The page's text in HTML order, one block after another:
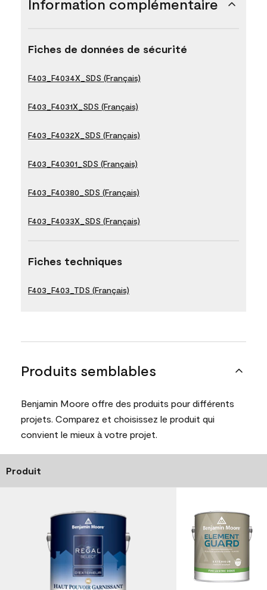
Information complémentaire
Fiches de données de sécurité
F403_F4034X_SDS (Français)
F403_F4031X_SDS (Français)
F403_F4032X_SDS (Français)
F403_F40301_SDS (Français)
F403_F40380_SDS (Français)
F403_F4033X_SDS (Français)
Fiches techniques
F403_F403_TDS (Français)
Produits semblables
Benjamin Moore offre des produits pour différents
projets. Comparez et choisissez le produit qui
convient le mieux à votre projet.
Produit